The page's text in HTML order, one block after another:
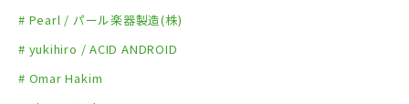
# Pearl / パール楽器製造(株)
# yukihiro / ACID ANDROID
# Omar Hakim